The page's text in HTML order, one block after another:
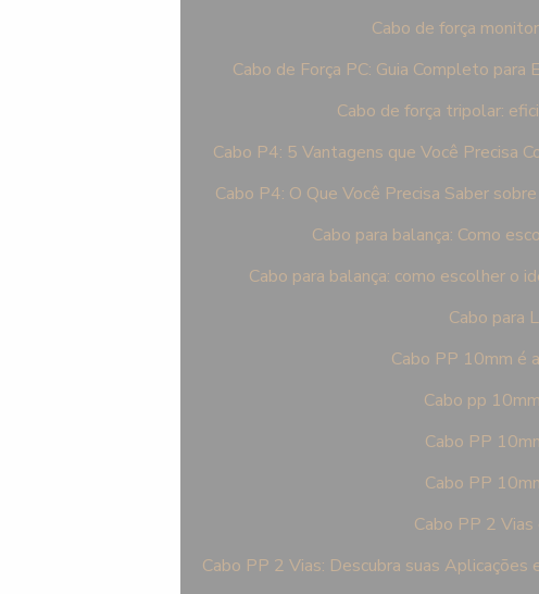
Cabo de força
Cabo de Força PC: Guia Completo para
Cabo de força tripolar:
Cabo P4: 5 Vantagens que Você Precisa
Cabo P4: O Que Você Precisa Saber
Cabo para balança: Como
Cabo para balança: como escolher o
Cabo para
Cabo PP 10mm é
Cabo pp
Cabo PP
Cabo PP
Cabo PP 2
Cabo PP 2 Vias: Descubra suas Aplicações